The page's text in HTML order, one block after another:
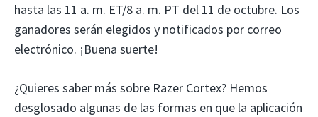
hasta las 11 a. m. ET/8 a. m. PT del 11 de octubre. Los
ganadores serán elegidos y notificados por correo
electrónico. ¡Buena suerte!
¿Quieres saber más sobre Razer Cortex? Hemos
desglosado algunas de las formas en que la aplicación